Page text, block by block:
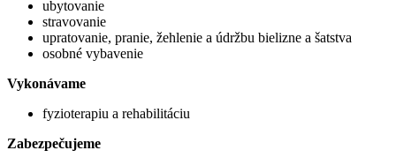
ubytovanie
stravovanie
upratovanie, pranie, žehlenie a údržbu bielizne a šatstva
osobné vybavenie
Vykonávame
fyzioterapiu a rehabilitáciu
Zabezpečujeme